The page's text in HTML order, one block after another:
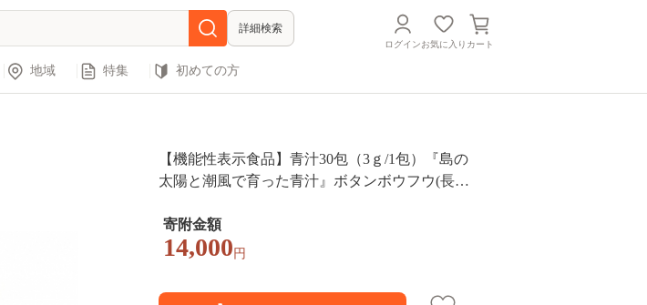
詳細検索
ログインお気に入り カート
地域 特集 初めての方
【機能性表示食品】青汁30包（3ｇ/1包）『島の
太陽と潮風で育った青汁』ボタンボウフウ(長命
寄附金額
14,000 円